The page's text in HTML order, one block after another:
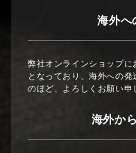
海外へ
弊社オンラインショップ
となっており、海外への
のほど、よろしくお願い申
海外か